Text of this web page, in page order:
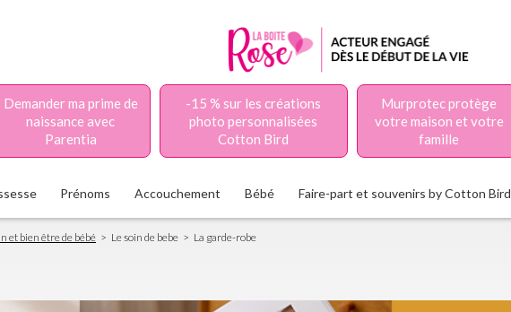
Demander ma prime de
naissance avec
Parentia
-15 % sur les créations
photo personnalisées
Cotton Bird
Murprotec protège
votre maison et votre
famille
Prénoms Accouchement Bébé Faire-part et souvenirs by Cotton Bird
et bien être de bébé Le soin de bebe La garde-robe